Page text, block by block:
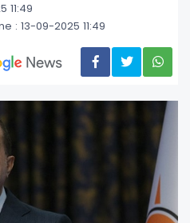
11:49
: 13-09-2025 11:49